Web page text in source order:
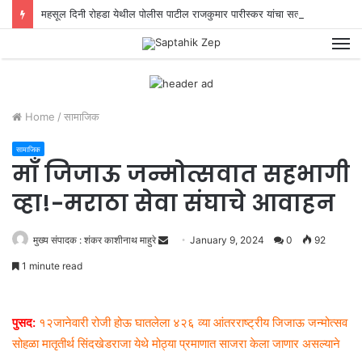
महसूल दिनी रोहडा येथील पोलीस पाटील राजकुमार पारीस्कर यांचा सत्कार!
Home / सामाजिक
सामाजिक
मॉं जिजाऊ जन्मोत्सवात सहभागी
व्हा!-मराठा सेवा संघाचे आवाहन
मुख्य संपादक : शंकर काशीनाथ माहुरे
a
January 9, 2024 0 92
1 minute read
पुसद: १२जानेवारी रोजी होऊ घातलेला ४२६ व्या आंतरराष्ट्रीय जिजाऊ जन्मोत्सव
सोहळा मातृतीर्थ सिंदखेडराजा येथे मोठ्या प्रमाणात साजरा केला जाणार असल्याने